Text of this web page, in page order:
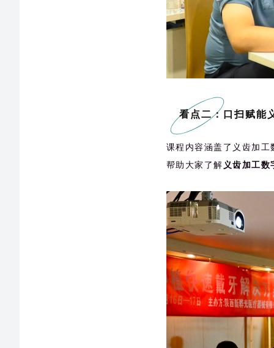
看点二：口扫赋能
课程内容涵盖了义齿加工
帮助大家了解 义齿加工数